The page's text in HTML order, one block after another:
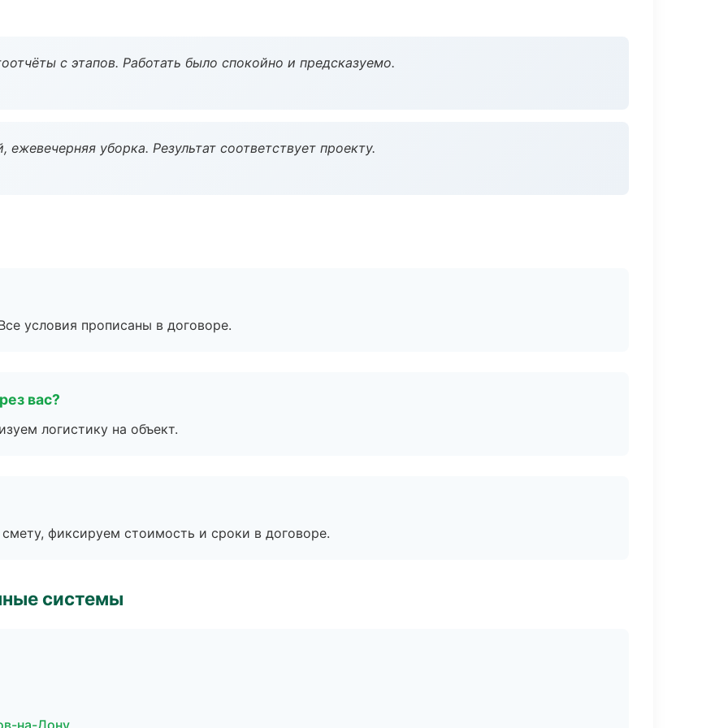
с этапов. Работать было спокойно и предсказуемо.
уборка. Результат соответствует проекту.
условия прописаны в договоре.
вас?
логистику на объект.
фиксируем стоимость и сроки в договоре.
системы
на-Дону